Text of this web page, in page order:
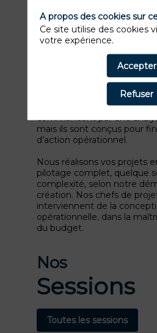
B-part est une entreprise de
spécialisée dans la création
main, dans le secteur des
Nous accompagnons vos
stratégiques de
conquête et les concilions
spécificités de votre
diagnostics ou
commencent par une
mais ils sont conçus pour
d’action opérationnel.
Nous réalisons vos projets
pilotage complet, quelque
complexité, selon notre
création. Nos chefs de
interviennent de la
opérationnelle, dans la
du budget.
Nos
Sessions
Toutes les sessions
A propos des cookies sur
Ce site utilise des cookies
votre expérience.
Accepter
Refuser